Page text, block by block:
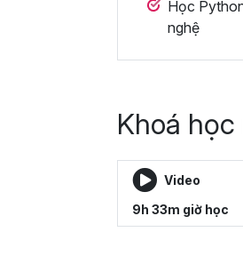
Học
nghệ
Khoá học
Video
9h 33m giờ học